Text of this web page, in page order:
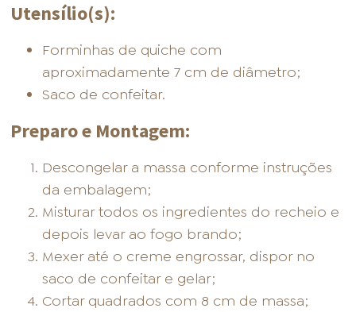
Utensílio(s):
Forminhas de quiche com
aproximadamente 7 cm de diâmetro;
Saco de confeitar.
Preparo e Montagem:
Descongelar a massa conforme instruções
da embalagem;
Misturar todos os ingredientes do recheio e
depois levar ao fogo brando;
Mexer até o creme engrossar, dispor no
saco de confeitar e gelar;
Cortar quadrados com 8 cm de massa;